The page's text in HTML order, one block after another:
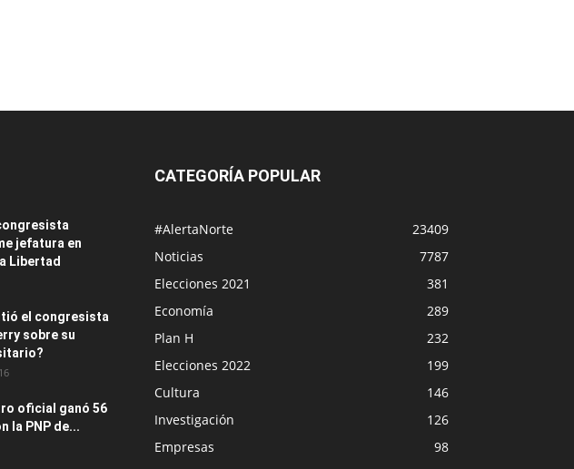
jefatura en
Libertad
el congresista
sobre su
oficial ganó 56
la PNP de...
CATEGORÍA POPULAR
#AlertaNorte
23409
Noticias
7787
Elecciones 2021
381
Economía
289
Plan H
232
Elecciones 2022
199
Cultura
146
Investigación
126
Empresas
98